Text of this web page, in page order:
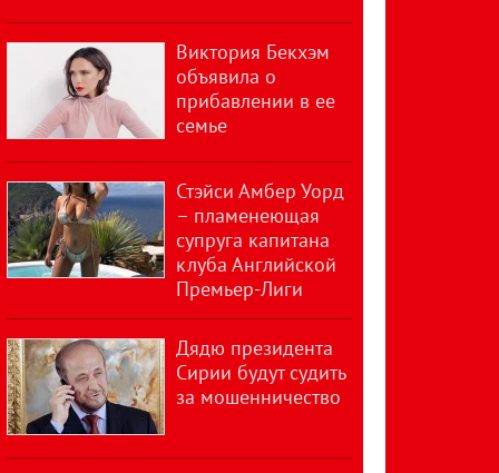
Виктория Бекхэм
объявила о
прибавлении в ее
семье
Стэйси Амбер Уорд
– пламенеющая
супруга капитана
клуба Английской
Премьер-Лиги
Дядю президента
Сирии будут судить
за мошенничество